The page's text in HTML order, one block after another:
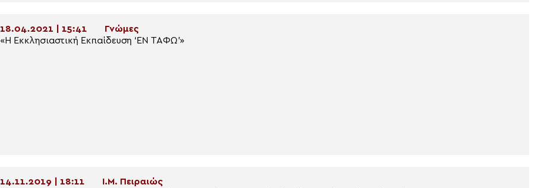
18.04.2021 | 15:41
Γνώμες
«Η Εκκλησιαστική Εκπαίδευση ‘ΕΝ ΤΑΦΩ’»
14.11.2019 | 18:11
Ι.Μ. Πειραιώς